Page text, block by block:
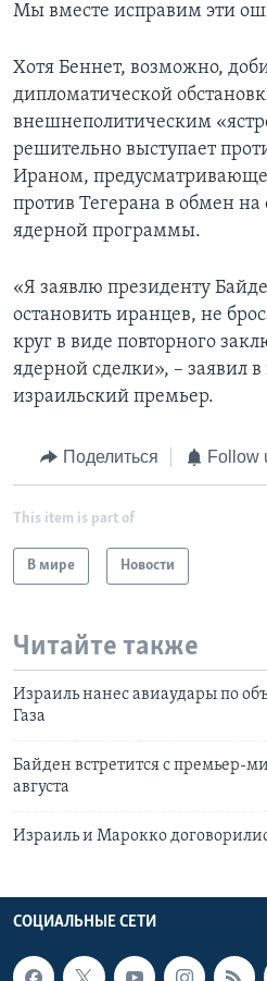
Мы вместе исправим эти
Хотя Беннет, возможно,
дипломатической
внешнеполитическим
решительно выступает
Ираном,
против Тегерана в обмен
ядерной программы.
«Я заявлю президенту
остановить иранцев, не
круг в виде повторного
ядерной сделки», – заявил
израильский премьер.
Поделиться Follow
This item is part of
В мире Новости
Читайте также
Израиль нанес авиаудары по
Газа
Байден встретится с премьер-
августа
Израиль и Марокко
СОЦИАЛЬНЫЕ СЕТИ